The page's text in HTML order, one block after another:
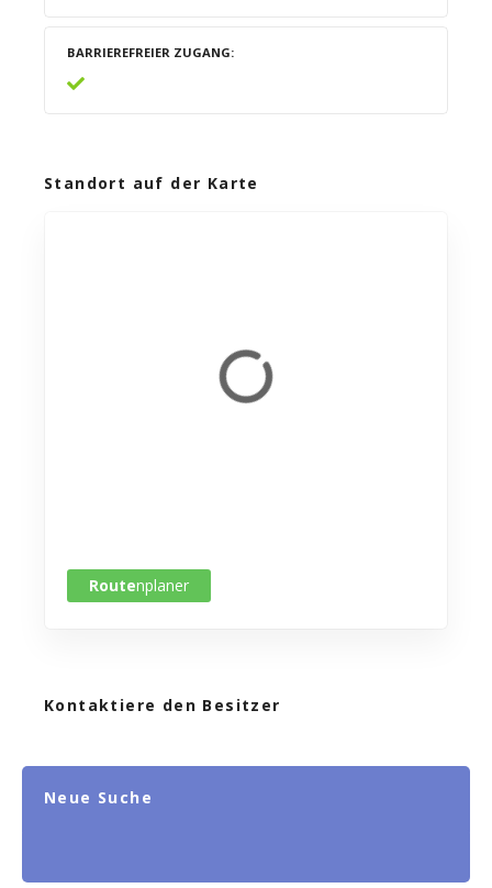
BARRIEREFREIER ZUGANG
Standort auf der Karte
Routenplaner
Kontaktiere den Besitzer
Neue Suche